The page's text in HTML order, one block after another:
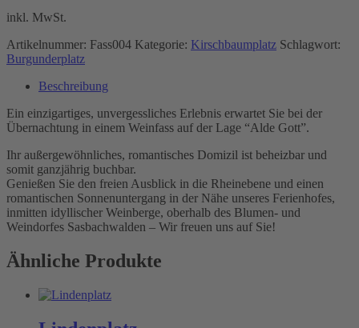
inkl. MwSt.
Artikelnummer: Fass004 Kategorie: Kirschbaumplatz Schlagwort:
Burgunderplatz
Beschreibung
Ein einzigartiges, unvergessliches Erlebnis erwartet Sie bei der
Übernachtung in einem Weinfass auf der Lage “Alde Gott”.
Ihr außergewöhnliches, romantisches Domizil ist beheizbar und
somit ganzjährig buchbar.
Genießen Sie den freien Ausblick in die Rheinebene und einen
romantischen Sonnenuntergang in der Nähe unseres Ferienhofes,
inmitten idyllischer Weinberge, oberhalb des Blumen- und
Weindorfes Sasbachwalden – Wir freuen uns auf Sie!
Ähnliche Produkte